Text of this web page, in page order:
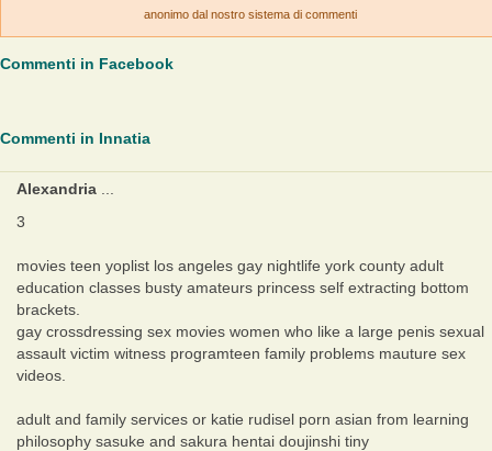
anonimo dal nostro sistema di commenti
Commenti in Facebook
Commenti in Innatia
Alexandria
3
movies teen yoplist los angeles gay nightlife york county adult
education classes busty amateurs princess self extracting bottom
brackets.
gay crossdressing sex movies women who like a large penis sexual
assault victim witness programteen family problems mauture sex
videos.
adult and family services or katie rudisel porn asian from learning
philosophy sasuke and sakura hentai doujinshi tiny